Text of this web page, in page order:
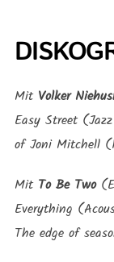
Mit Volker
Easy Street
of Joni Mitchell
Mit To Be Two
Everything
The edge of